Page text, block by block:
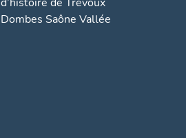
d’histoire de Trévoux
Dombes Saône Vallée